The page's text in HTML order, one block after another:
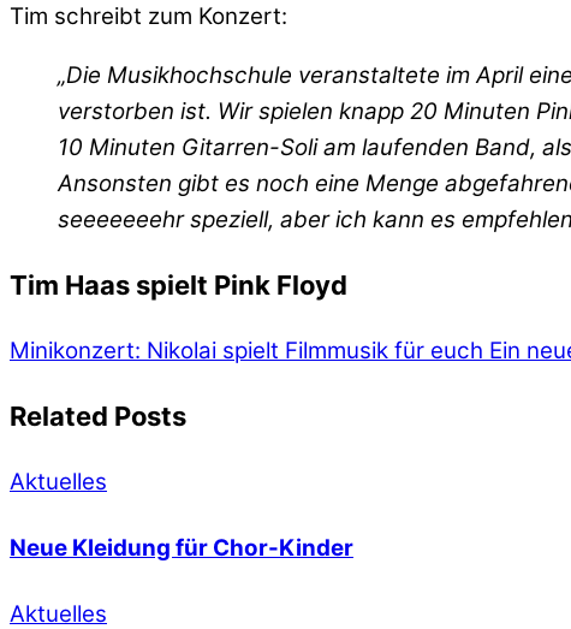
Tim schreibt zum Konzert:
„Die Musikhochschule veranstaltete im April
verstorben ist. Wir spielen knapp 20 Minuten
10 Minuten Gitarren-Soli am laufenden Band,
Ansonsten gibt es noch eine Menge
seeeeeeehr speziell, aber ich kann es
Tim Haas spielt Pink Floyd
Minikonzert: Nikolai spielt Filmmusik für euch Ein
Related Posts
Aktuelles
Neue Kleidung für Chor-Kinder
Aktuelles